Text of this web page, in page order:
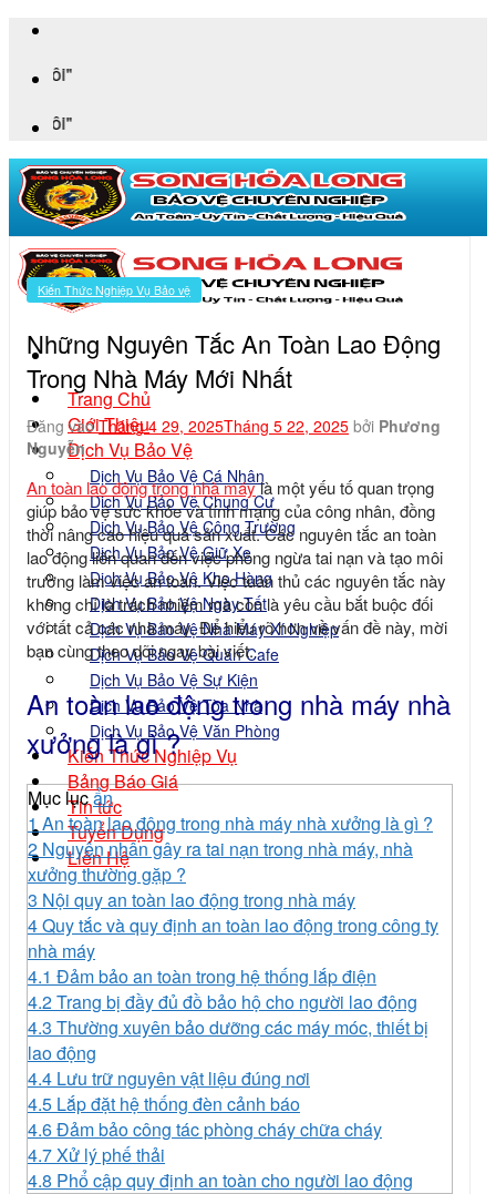
Trang Chủ
Giới Thiệu
Dịch Vụ Bảo Vệ
Dịch Vụ Bảo Vệ Cá Nhân
Dịch Vụ Bảo Vệ Chung Cư
Dịch Vụ Bảo Vệ Công Trường
Dịch Vụ Bảo Vệ Giữ Xe
Dịch Vụ Bảo Vệ Kho Hàng
Dịch Vụ Bảo Vệ Ngày Tết
Dịch Vụ Bảo Vệ Nhà Máy Xí Nghiệp
Dịch Vụ Bảo Vệ Quán Cafe
Dịch Vụ Bảo Vệ Sự Kiện
Dịch Vụ Bảo Vệ Tòa Nhà
Dịch Vụ Bảo Vệ Văn Phòng
Kiến Thức Nghiệp Vụ
Bảng Báo Giá
Tin tức
Tuyển Dụng
Liên Hệ
Kiến Thức Nghiệp Vụ Bảo vệ
Những Nguyên Tắc An Toàn Lao Động
Trong Nhà Máy Mới Nhất
Đăng vàoTháng 4 29, 2025Tháng 5 22, 2025 bởi Phương
Nguyễn
An toàn lao động trong nhà máylà một yếu tố quan trọng
giúp bảo vệ sức khỏe và tính mạng của công nhân, đồng
thời nâng cao hiệu quả sản xuất. Các nguyên tắc an toàn
lao động liên quan đến việc phòng ngừa tai nạn và tạo môi
trường làm việc an toàn. Việc tuân thủ các nguyên tắc này
không chỉ là trách nhiệm mà còn là yêu cầu bắt buộc đối
với tất cả các nhà máy. Để hiểu rõ hơn về vấn đề này, mời
bạn cùng theo dõi ngay bài viết.
An toàn lao động trong nhà máy nhà
xưởng là gì ?
Mục lụcẩn
1An toàn lao động trong nhà máy nhà xưởng là gì ?
2 Nguyên nhân gây ra tai nạn trong nhà máy, nhà
xưởng thường gặp ?
3 Nội quy an toàn lao động trong nhà máy
4Quy tắc và quy định an toàn lao động trong công ty
nhà máy
4.1 Đảm bảo an toàn trong hệ thống lắp điện
4.2Trang bị đầy đủ đồ bảo hộ cho người lao động
4.3 Thường xuyên bảo dưỡng các máy móc, thiết bị
lao động
4.4 Lưu trữ nguyên vật liệu đúng nơi
4.5 Lắp đặt hệ thống đèn cảnh báo
4.6Đảm bảo công tác phòng cháy chữa cháy
4.7Xử lý phế thải
4.8 Phổ cập quy định an toàn cho người lao động